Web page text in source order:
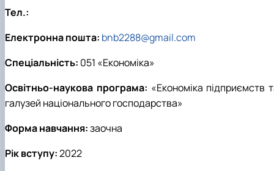
Тел.:
Електронна пошта: bnb2288@gmail.com
Спеціальність: 051 «Економіка»
Освітньо-наукова програма: «Економіка підприємств
галузей національного господарства»
Форма навчання:заочна
Рік вступу:2022